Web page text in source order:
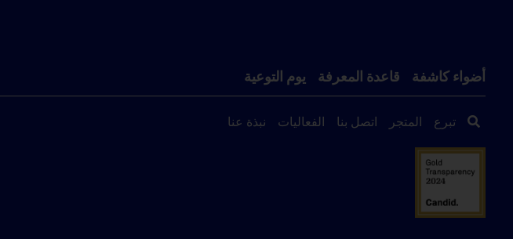
يوم التوعية قاعدة المعرفة أضواء كاشفة
نبذة عنا الفعاليات اتصل بنا المتجر تبرع